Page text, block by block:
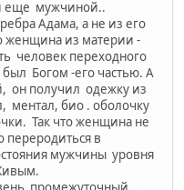
еще мужчиной..
Адама, а не из его
женщина из материи -
человек переходного
Богом -его частью. А
он получил одежку из
ментал, био . оболочку
Так что женщина не
в
мужчины уровня